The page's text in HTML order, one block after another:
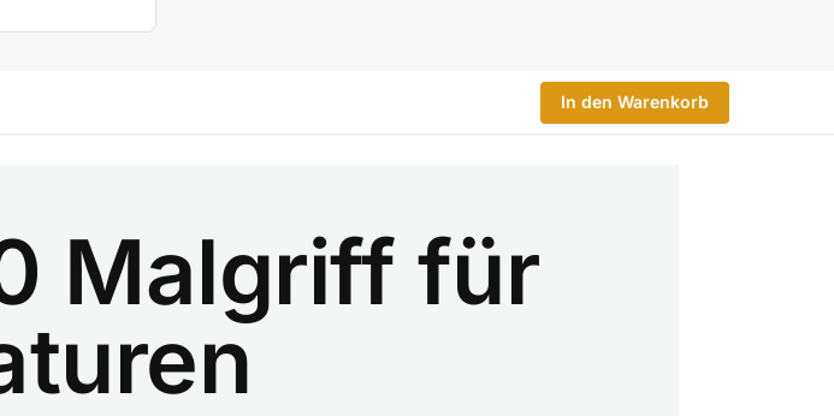
In den Warenkorb
Malgriff für